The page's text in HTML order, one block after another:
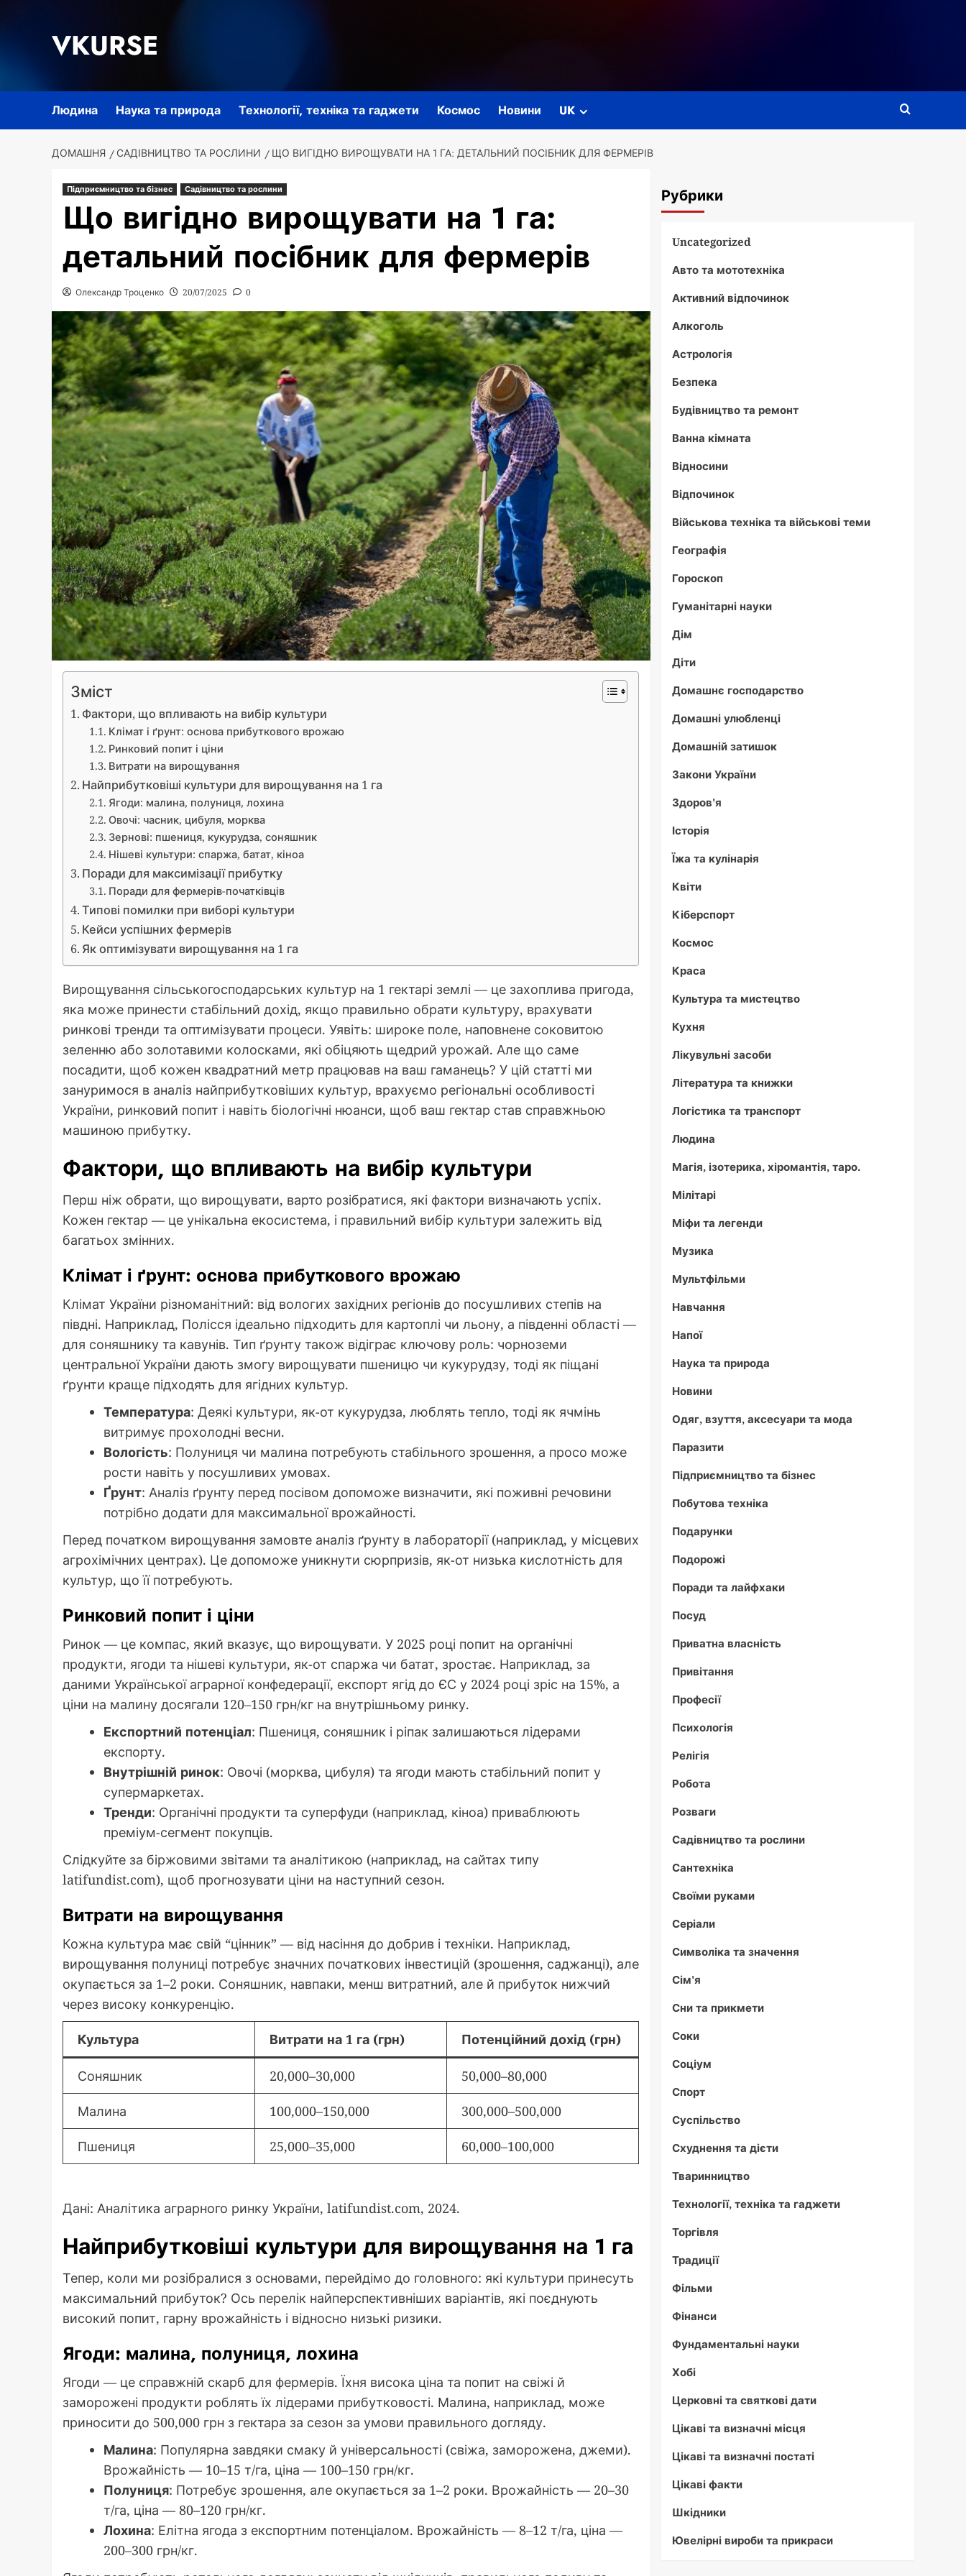
VKURSE
Людина Наука та природа Технології, техніка та гаджети Космос Новини UK
ДОМАШНЯ САДІВНИЦТВО ТА РОСЛИНИ ЩО ВИГІДНО ВИРОЩУВАТИ НА 1 ГА: ДЕТАЛЬНИЙ ПОСІБНИК ДЛЯ ФЕРМЕРІВ
Підприємництво та бізнес Садівництво та рослини
Що вигідно вирощувати на 1 га:
детальний посібник для фермерів
Олександр Троценко 20/07/2025 0
Зміст
Фактори, що впливають на вибір культури
Клімат і ґрунт: основа прибуткового врожаю
Ринковий попит і ціни
Витрати на вирощування
Найприбутковіші культури для вирощування на 1 га
Ягоди: малина, полуниця, лохина
Овочі: часник, цибуля, морква
Зернові: пшениця, кукурудза, соняшник
Нішеві культури: спаржа, батат, кіноа
Поради для максимізації прибутку
Поради для фермерів-початківців
Типові помилки при виборі культури
Кейси успішних фермерів
Як оптимізувати вирощування на 1 га
Вирощування сільськогосподарських культур на 1 гектарі землі — це захоплива пригода,
яка може принести стабільний дохід, якщо правильно обрати культуру, врахувати
ринкові тренди та оптимізувати процеси. Уявіть: широке поле, наповнене соковитою
зеленню або золотавими колосками, які обіцяють щедрий урожай. Але що саме
посадити, щоб кожен квадратний метр працював на ваш гаманець? У цій статті ми
зануримося в аналіз найприбутковіших культур, врахуємо регіональні особливості
України, ринковий попит і навіть біологічні нюанси, щоб ваш гектар став справжньою
машиною прибутку.
Фактори, що впливають на вибір культури
Перш ніж обрати, що вирощувати, варто розібратися, які фактори визначають успіх.
Кожен гектар — це унікальна екосистема, і правильний вибір культури залежить від
багатьох змінних.
Клімат і ґрунт: основа прибуткового врожаю
Клімат України різноманітний: від вологих західних регіонів до посушливих степів на
півдні. Наприклад, Полісся ідеально підходить для картоплі чи льону, а південні області —
для соняшнику та кавунів. Тип ґрунту також відіграє ключову роль: чорноземи
центральної України дають змогу вирощувати пшеницю чи кукурудзу, тоді як піщані
ґрунти краще підходять для ягідних культур.
Температура: Деякі культури, як-от кукурудза, люблять тепло, тоді як ячмінь
витримує прохолодні весни.
Вологість: Полуниця чи малина потребують стабільного зрошення, а просо може
рости навіть у посушливих умовах.
Ґрунт: Аналіз ґрунту перед посівом допоможе визначити, які поживні речовини
потрібно додати для максимальної врожайності.
Перед початком вирощування замовте аналіз ґрунту в лабораторії (наприклад, у місцевих
агрохімічних центрах). Це допоможе уникнути сюрпризів, як-от низька кислотність для
культур, що її потребують.
Ринковий попит і ціни
Ринок — це компас, який вказує, що вирощувати. У 2025 році попит на органічні
продукти, ягоди та нішеві культури, як-от спаржа чи батат, зростає. Наприклад, за
даними Української аграрної конфедерації, експорт ягід до ЄС у 2024 році зріс на 15%, а
ціни на малину досягали 120–150 грн/кг на внутрішньому ринку.
Експортний потенціал: Пшениця, соняшник і ріпак залишаються лідерами
експорту.
Внутрішній ринок: Овочі (морква, цибуля) та ягоди мають стабільний попит у
супермаркетах.
Тренди: Органічні продукти та суперфуди (наприклад, кіноа) приваблюють
преміум-сегмент покупців.
Слідкуйте за біржовими звітами та аналітикою (наприклад, на сайтах типу
latifundist.com), щоб прогнозувати ціни на наступний сезон.
Витрати на вирощування
Кожна культура має свій “цінник” — від насіння до добрив і техніки. Наприклад,
вирощування полуниці потребує значних початкових інвестицій (зрошення, саджанці), але
окупається за 1–2 роки. Соняшник, навпаки, менш витратний, але й прибуток нижчий
через високу конкуренцію.
Культура Витрати на 1 га (грн) Потенційний дохід (грн)
Соняшник 20,000–30,000 50,000–80,000
Малина 100,000–150,000 300,000–500,000
Пшениця 25,000–35,000 60,000–100,000
Дані: Аналітика аграрного ринку України, latifundist.com, 2024.
Найприбутковіші культури для вирощування на 1 га
Тепер, коли ми розібралися з основами, перейдімо до головного: які культури принесуть
максимальний прибуток? Ось перелік найперспективніших варіантів, які поєднують
високий попит, гарну врожайність і відносно низькі ризики.
Ягоди: малина, полуниця, лохина
Ягоди — це справжній скарб для фермерів. Їхня висока ціна та попит на свіжі й
заморожені продукти роблять їх лідерами прибутковості. Малина, наприклад, може
приносити до 500,000 грн з гектара за сезон за умови правильного догляду.
Малина: Популярна завдяки смаку й універсальності (свіжа, заморожена, джеми).
Врожайність — 10–15 т/га, ціна — 100–150 грн/кг.
Полуниця: Потребує зрошення, але окупається за 1–2 роки. Врожайність — 20–30
т/га, ціна — 80–120 грн/кг.
Лохина: Елітна ягода з експортним потенціалом. Врожайність — 8–12 т/га, ціна —
200–300 грн/кг.
Рубрики
Uncategorized
Авто та мототехніка
Активний відпочинок
Алкоголь
Астрологія
Безпека
Будівництво та ремонт
Ванна кімната
Відносини
Відпочинок
Військова техніка та військові теми
Географія
Гороскоп
Гуманітарні науки
Дім
Діти
Домашнє господарство
Домашні улюбленці
Домашній затишок
Закони України
Здоров'я
Історія
Їжа та кулінарія
Квіти
Кіберспорт
Космос
Краса
Культура та мистецтво
Кухня
Лікувульні засоби
Література та книжки
Логістика та транспорт
Людина
Магія, ізотерика, хіромантія, таро.
Мілітарі
Міфи та легенди
Музика
Мультфільми
Навчання
Напої
Наука та природа
Новини
Одяг, взуття, аксесуари та мода
Паразити
Підприємництво та бізнес
Побутова техніка
Подарунки
Подорожі
Поради та лайфхаки
Посуд
Приватна власність
Привітання
Професії
Психологія
Релігія
Робота
Розваги
Садівництво та рослини
Сантехніка
Своїми руками
Серіали
Символіка та значення
Сім'я
Сни та прикмети
Соки
Соціум
Спорт
Суспільство
Схуднення та дієти
Тваринництво
Технології, техніка та гаджети
Торгівля
Традиції
Фільми
Фінанси
Фундаментальні науки
Хобі
Церковні та святкові дати
Цікаві та визначні місця
Цікаві та визначні постаті
Цікаві факти
Шкідники
Ювелірні вироби та прикраси